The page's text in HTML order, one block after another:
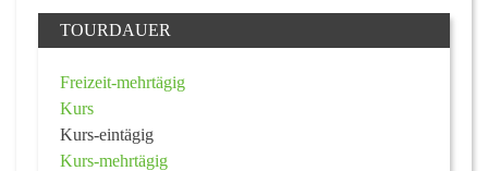
TOURDAUER
Freizeit-mehrtägig
Kurs
Kurs-eintägig
Kurs-mehrtägig